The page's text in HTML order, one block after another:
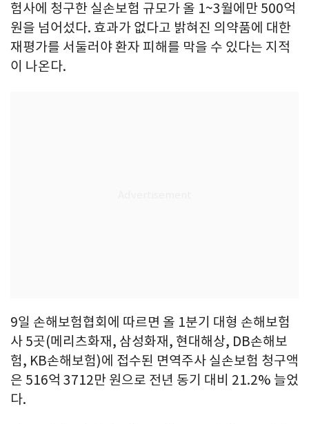
험사에 청구한 실손보험 규모가 올 1~3월에만 500억
원을 넘어섰다. 효과가 없다고 밝혀진 의약품에 대한
재평가를 서둘러야 환자 피해를 막을 수 있다는 지적
이 나온다.
9일 손해보험협회에 따르면 올 1분기 대형 손해보험
사 5곳(메리츠화재, 삼성화재, 현대해상, DB손해보
험, KB손해보험)에 접수된 면역주사 실손보험 청구액
은 516억 3712만 원으로 전년 동기 대비 21.2% 늘었
다.